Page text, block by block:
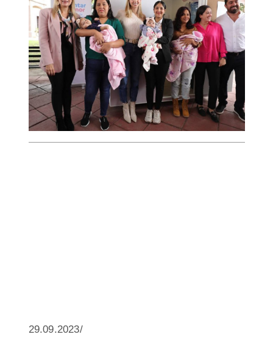
29.09.2023/